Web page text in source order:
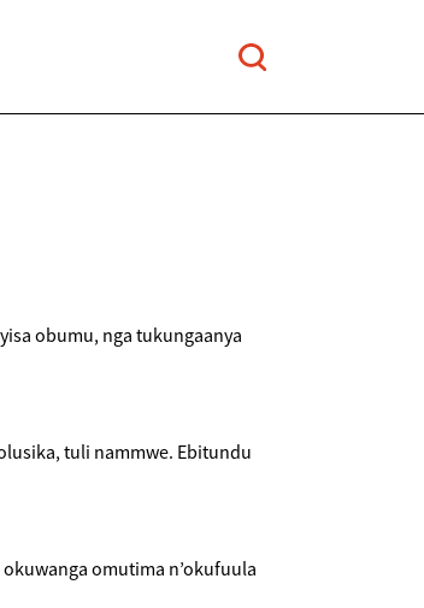
obumu, nga tukungaanya
tuli nammwe. Ebitundu
okuwanga omutima n’okufuula